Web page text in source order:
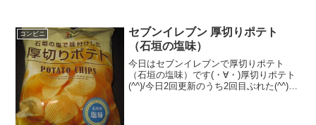
コンビニ
セブンイレブン 厚切りポテト
（石垣の塩味）
今日はセブンイレブンで厚切りポテト
（石垣の塩味）です(・∀・)厚切りポテト
(^^)/今日2回更新のうち2回目ぶれた(^^)厚